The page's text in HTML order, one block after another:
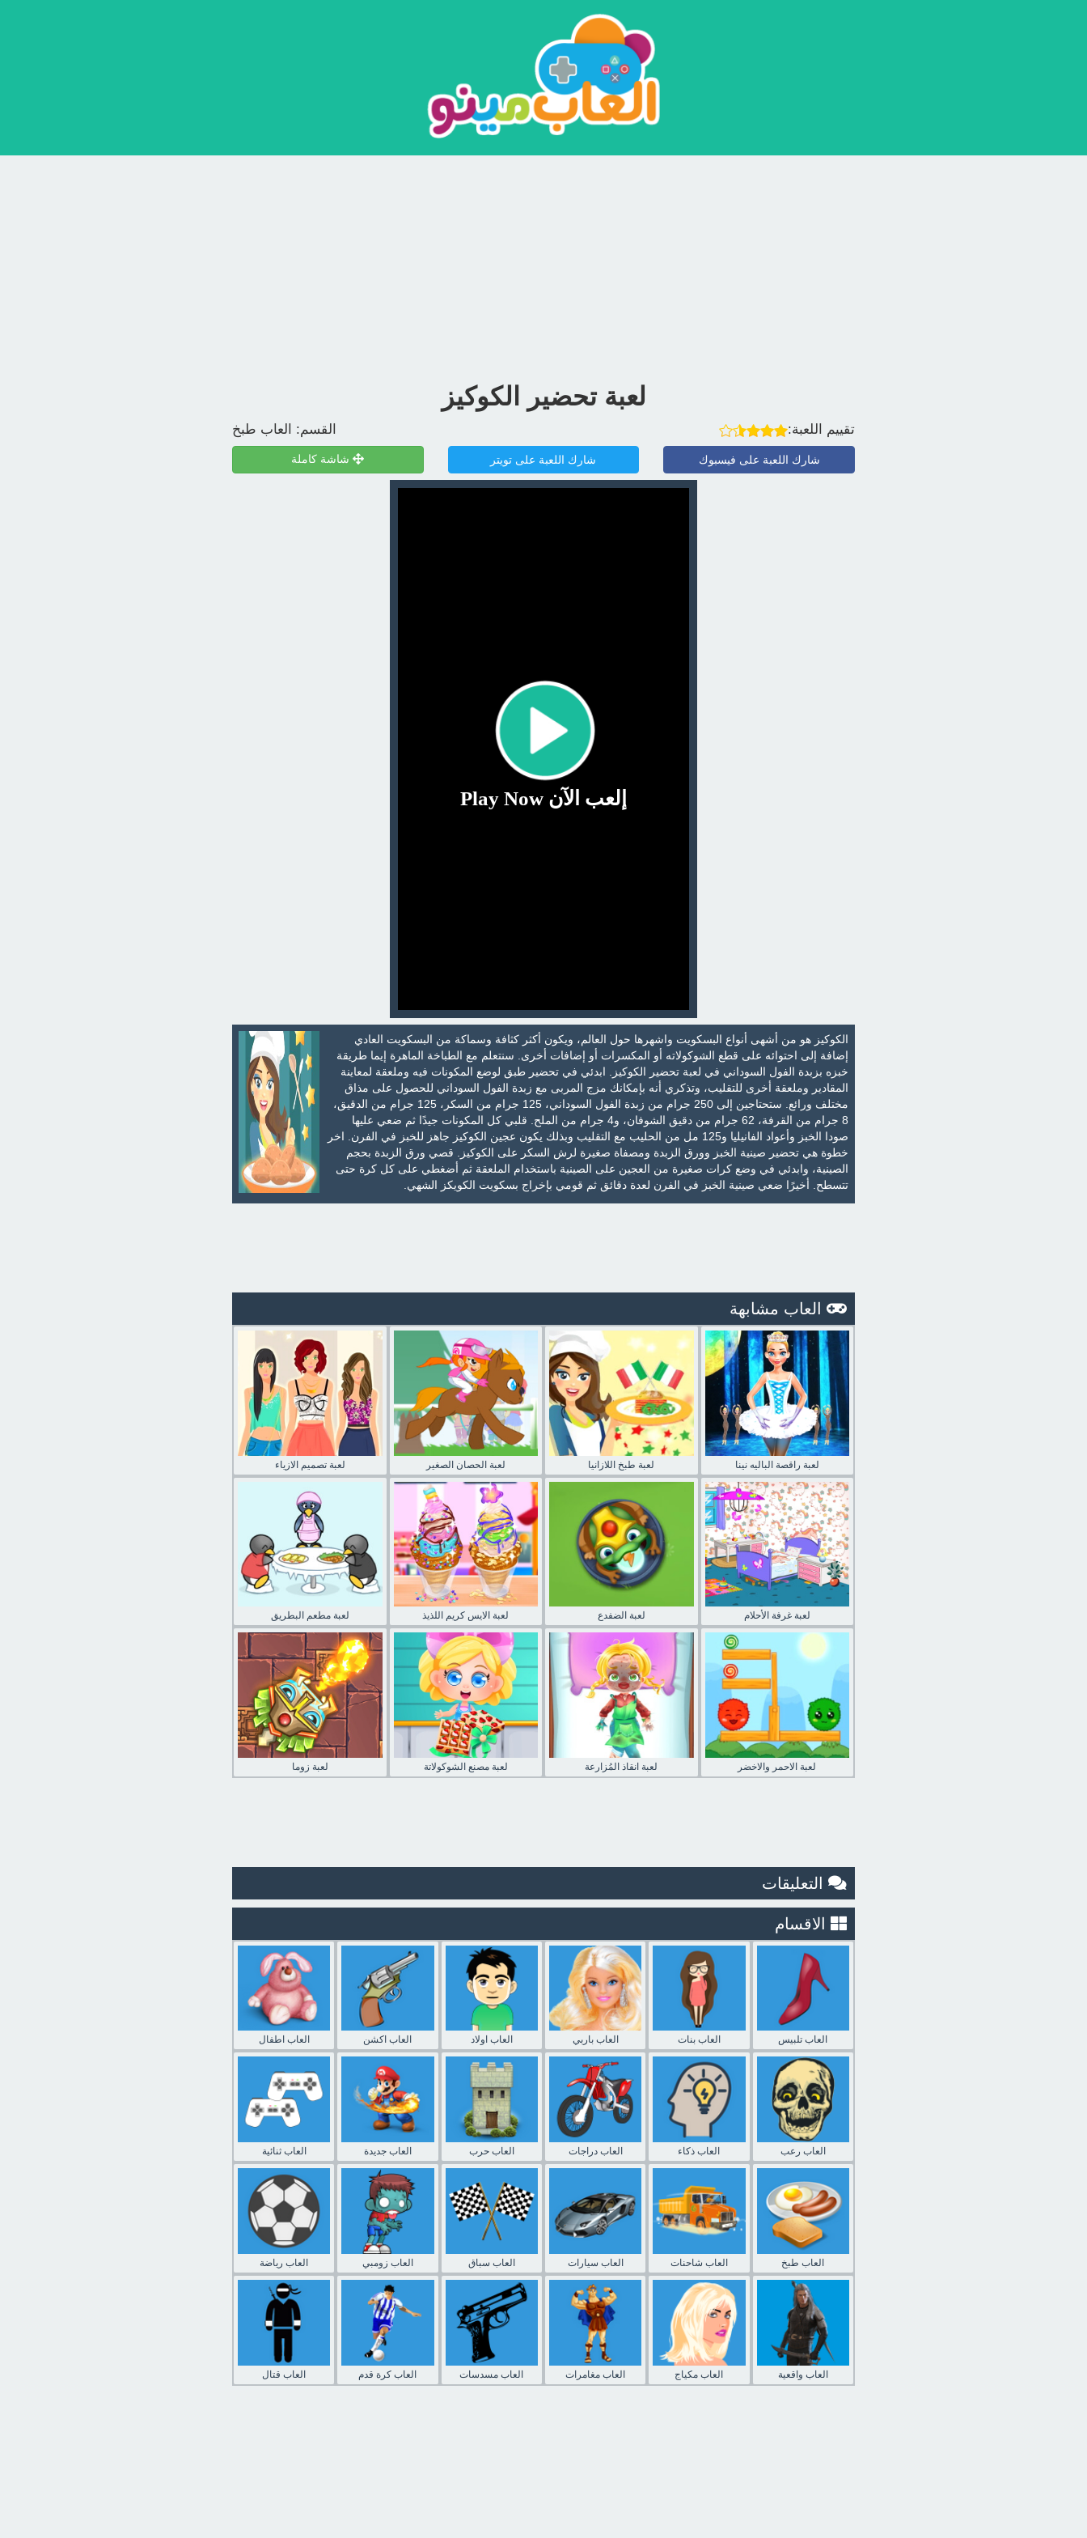
لعبة تحضير الكوكيز
القسم: العاب طبخ تقييم اللعبة:
شاشة كاملة شارك اللعبة على تويتر شارك اللعبة على فيسبوك
إلعب الآن Play Now
الكوكيز هو من أشهى أنواع البسكويت واشهرها حول العالم، ويكون أكثر كثافة وسماكة من البسكويت العادي
إضافة إلى احتوائه على قطع الشوكولاته أو المكسرات أو إضافات أخرى. سنتعلم مع الطباخة الماهرة إيما طريقة
خبزه بزبدة الفول السوداني في لعبة تحضير الكوكيز. ابدئي في تحضير طبق لوضع المكونات فيه وملعقة لمعاينة
المقادير وملعقة أخرى للتقليب، وتذكري أنه بإمكانك مزج المربى مع زبدة الفول السوداني للحصول على مذاق
مختلف ورائع. ستحتاجين إلى 250 جرام من زبدة الفول السوداني، 125 جرام من السكر، 125 جرام من الدقيق،
8 جرام من القرفة، 62 جرام من دقيق الشوفان، و4 جرام من الملح. قلبي كل المكونات جيدًا ثم ضعي عليها
صودا الخبز وأعواد الفانيليا و125 مل من الحليب مع التقليب وبذلك يكون عجين الكوكيز جاهز للخبز في الفرن. اخر
خطوة هي تحضير صينية الخبز وورق الزبدة ومصفاة صغيرة لرش السكر على الكوكيز. قصي ورق الزبدة بحجم
الصينية، وابدئي في وضع كرات صغيرة من العجين على الصينية باستخدام الملعقة ثم أضغطي على كل كرة حتى
تتسطح. أخيرًا ضعي صينية الخبز في الفرن لعدة دقائق ثم قومي بإخراج بسكويت الكويكز الشهي.
العاب مشابهة
لعبة تصميم الازياء لعبة الحصان الصغير لعبة طبخ اللازانيا لعبة راقصة الباليه نينا
لعبة مطعم البطريق لعبة الايس كريم اللذيذ لعبة الضفدع لعبة غرفة الأحلام
لعبة زوما لعبة مصنع الشوكولاتة لعبة انقاذ المُزارعة لعبة الاحمر والاخضر
التعليقات
الاقسام
العاب اطفال العاب اكشن العاب اولاد العاب باربي العاب بنات العاب تلبيس
العاب ثنائية العاب جديدة العاب حرب العاب دراجات العاب ذكاء العاب رعب
العاب رياضة العاب زومبي العاب سباق العاب سيارات العاب شاحنات العاب طبخ
العاب قتال العاب كرة قدم العاب مسدسات العاب مغامرات العاب مكياج العاب واقعية